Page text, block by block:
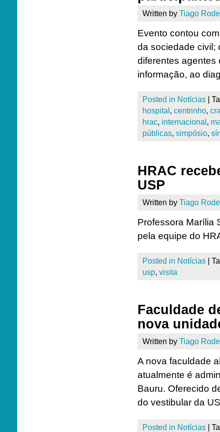
Written by Tiago
Evento contou
da sociedade civil;
diferentes agentes
informação, ao
Posted in Notícias
hospital , centrinho,
hrac, internacional ,
públicas, simpósio,
HRAC
USP
Written by Tiago
Professora Marília
pela equipe do
Posted in Notícias
usp, visita
Faculdade
nova
Written by Tiago
A nova faculdade
atualmente é
Bauru. Oferecido
do vestibular da
Posted in Notícias